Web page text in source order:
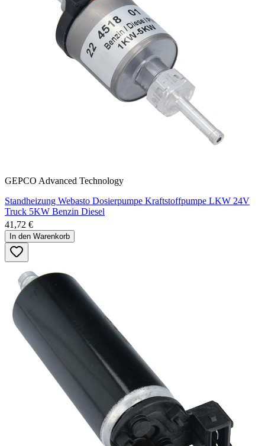
GEPCO Advanced Technology
Standheizung Webasto Dosierpumpe Kraftstoffpumpe LKW 24V
Truck 5KW Benzin Diesel
41,72 €
In den Warenkorb